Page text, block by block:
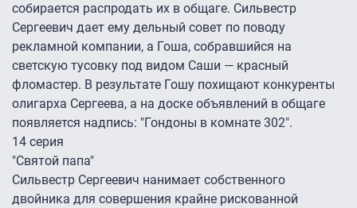
собирается распродать их в общаге. Сильвестр
Сергеевич дает ему дельный совет по поводу
рекламной компании, а Гоша, собравшийся на
светскую тусовку под видом Саши — красный
фломастер. В результате Гошу похищают конкуренты
олигарха Сергеева, а на доске объявлений в общаге
появляется надпись: "Гондоны в комнате 302".
14 серия
"Святой папа"
Сильвестр Сергеевич нанимает собственного
двойника для совершения крайне рискованной